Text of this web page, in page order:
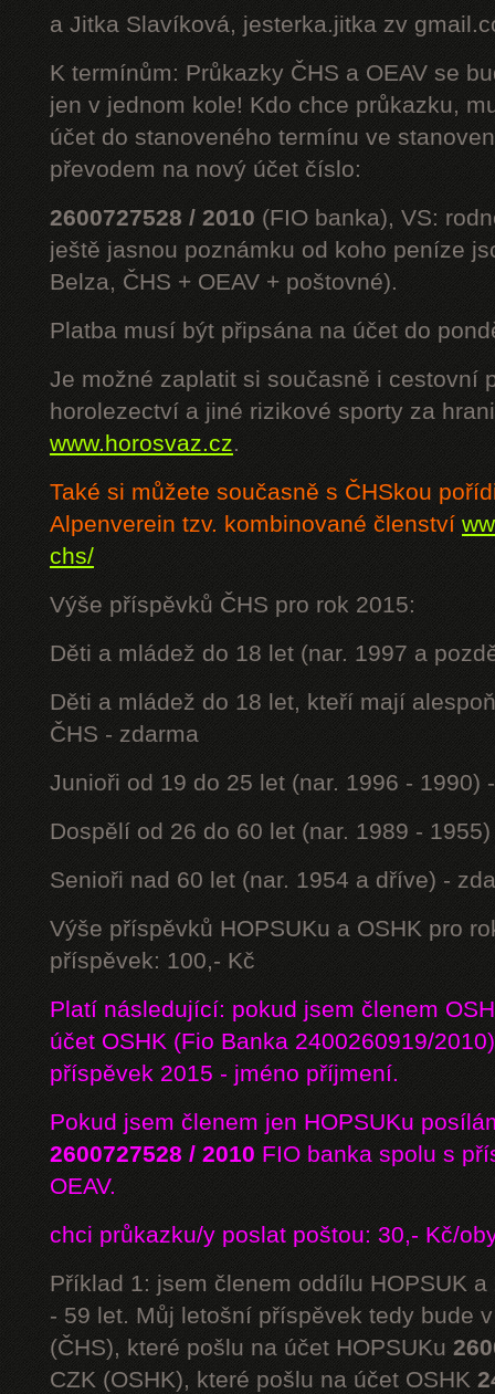
a Jitka Slavíková, jesterka.jitka zv
K termínům: Průkazky ČHS a OEAV se
jen v jednom kole! Kdo chce průkazku,
účet do stanoveného termínu ve
převodem na nový účet číslo:
2600727528 / 2010 (FIO banka), VS:
ještě jasnou poznámku od koho peníze
Belza, ČHS + OEAV + poštovné).
Platba musí být připsána na účet do
Je možné zaplatit si současně i cestovní
horolezectví a jiné rizikové sporty za
www.horosvaz.cz.
Také si můžete současně s ČHSkou
Alpenverein tzv. kombinované členství
chs/
Výše příspěvků ČHS pro rok 2015:
Děti a mládež do 18 let (nar. 1997 a
Děti a mládež do 18 let, kteří mají
ČHS - zdarma
Junioři od 19 do 25 let (nar. 1996 - 1990)
Dospělí od 26 do 60 let (nar. 1989 -
Senioři nad 60 let (nar. 1954 a dříve) -
Výše příspěvků HOPSUKu a OSHK pro
příspěvek: 100,- Kč
Platí následující: pokud jsem členem
účet OSHK (Fio Banka 2400260919/
příspěvek 2015 - jméno příjmení.
Pokud jsem členem jen HOPSUKu
2600727528 / 2010 FIO banka spolu s
OEAV.
chci průkazku/y poslat poštou: 30,- Kč/
Příklad 1: jsem členem oddílu HOPSUK
- 59 let. Můj letošní příspěvek tedy bude
(ČHS), které pošlu na účet HOPSUKu
CZK (OSHK), které pošlu na účet OSHK